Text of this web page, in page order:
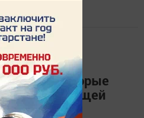
которые
на следующей